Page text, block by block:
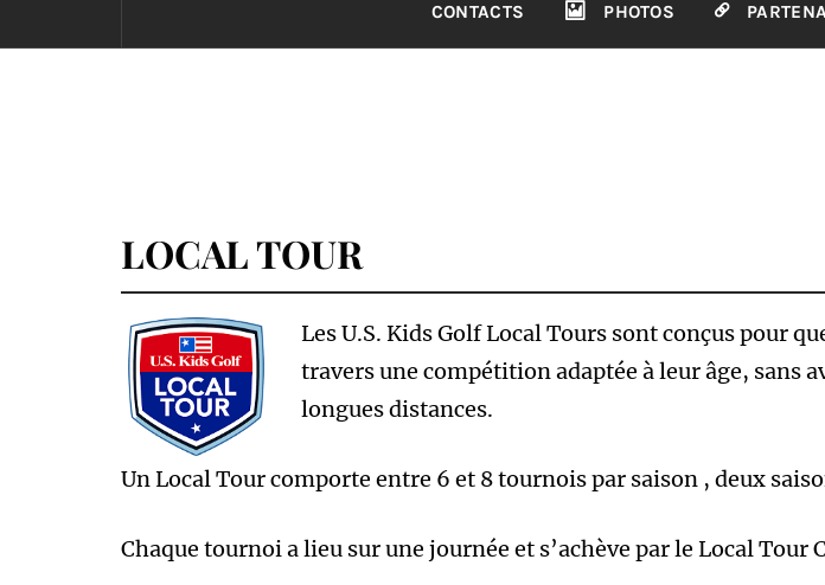
CONTACTS PHOTOS
LOCAL TOUR
Les U.S. Kids Golf Local Tours sont conçus pour
travers une compétition adaptée à leur âge, sans
longues distances.
Un Local Tour comporte entre 6 et 8 tournois par saison , deux
Chaque tournoi a lieu sur une journée et s’achève par le Local